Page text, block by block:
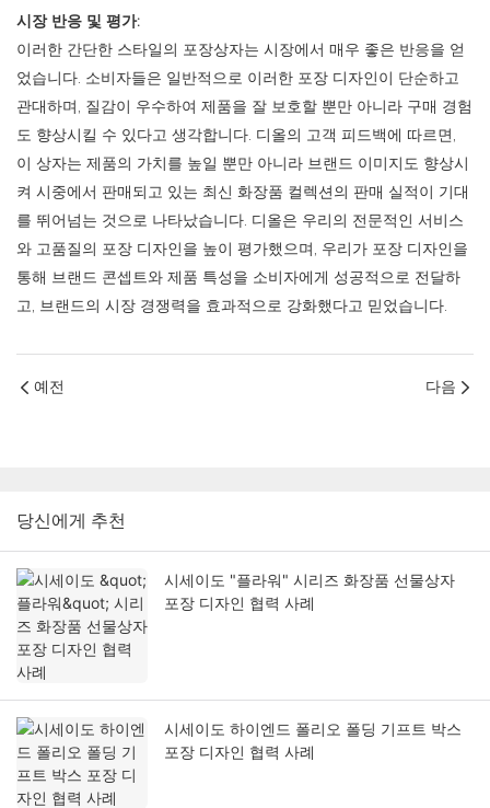
시장 반응 및 평가:
이러한 간단한 스타일의 포장상자는 시장에서 매우 좋은 반응을 얻
었습니다. 소비자들은 일반적으로 이러한 포장 디자인이 단순하고
관대하며, 질감이 우수하여 제품을 잘 보호할 뿐만 아니라 구매 경험
도 향상시킬 수 있다고 생각합니다. 디올의 고객 피드백에 따르면,
이 상자는 제품의 가치를 높일 뿐만 아니라 브랜드 이미지도 향상시
켜 시중에서 판매되고 있는 최신 화장품 컬렉션의 판매 실적이 기대
를 뛰어넘는 것으로 나타났습니다. 디올은 우리의 전문적인 서비스
와 고품질의 포장 디자인을 높이 평가했으며, 우리가 포장 디자인을
통해 브랜드 콘셉트와 제품 특성을 소비자에게 성공적으로 전달하
고, 브랜드의 시장 경쟁력을 효과적으로 강화했다고 믿었습니다.
예전 다음
당신에게 추천
시세이도 "플라워" 시리즈 화장품 선물상자
포장 디자인 협력 사례
시세이도 하이엔드 폴리오 폴딩 기프트 박스
포장 디자인 협력 사례